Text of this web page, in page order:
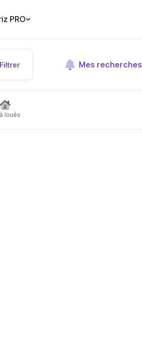
PRO
Filtrer Mes recherches
loués